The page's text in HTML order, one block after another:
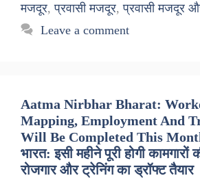
मजदूर,प्रवासी मजदूर,प्रवासी मजदूर
Leave a comment
Aatma Nirbhar Bharat:
Mapping, Employment And
Will Be Completed This
भारत: इसी महीने पूरी होगी कामगारों
रोजगार और ट्रेनिंग का ड्रॉफ्ट तैयार